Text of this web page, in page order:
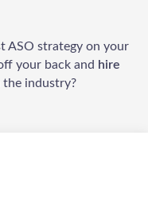
ASO strategy on your
your back and hire
the industry?